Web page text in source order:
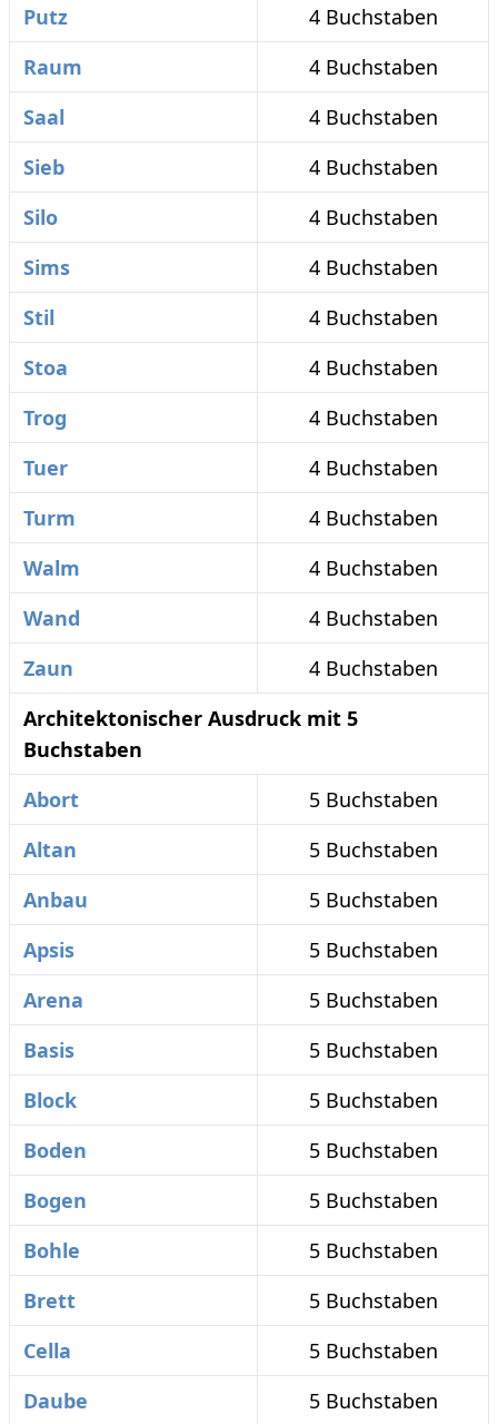
Putz
4 Buchstaben
Raum
4 Buchstaben
Saal
4 Buchstaben
Sieb
4 Buchstaben
Silo
4 Buchstaben
Sims
4 Buchstaben
Stil
4 Buchstaben
Stoa
4 Buchstaben
Trog
4 Buchstaben
Tuer
4 Buchstaben
Turm
4 Buchstaben
Walm
4 Buchstaben
Wand
4 Buchstaben
Zaun
4 Buchstaben
Architektonischer Ausdruck mit 5
Buchstaben
Abort
5 Buchstaben
Altan
5 Buchstaben
Anbau
5 Buchstaben
Apsis
5 Buchstaben
Arena
5 Buchstaben
Basis
5 Buchstaben
Block
5 Buchstaben
Boden
5 Buchstaben
Bogen
5 Buchstaben
Bohle
5 Buchstaben
Brett
5 Buchstaben
Cella
5 Buchstaben
Daube
5 Buchstaben